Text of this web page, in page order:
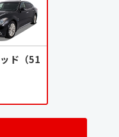
ド（51